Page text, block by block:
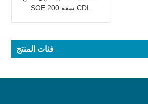
SOE سعة 200 CDL
فئات المنتج